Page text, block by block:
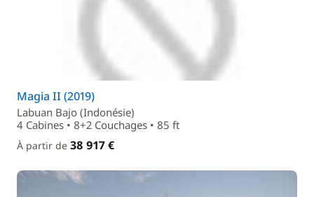
Magia II (2019)
Labuan Bajo (Indonésie)
4 Cabines • 8+2 Couchages • 85 ft
À partir de 38 917 €